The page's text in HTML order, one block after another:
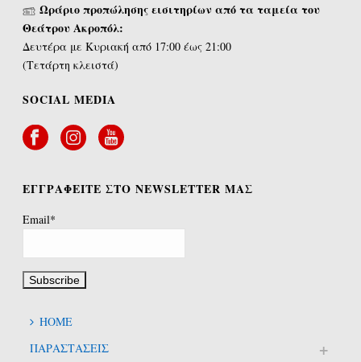
Ωράριο προπώλησης εισιτηρίων από τα ταμεία του
Θεάτρου Ακροπόλ:
Δευτέρα με Κυριακή από 17:00 έως 21:00
(Τετάρτη κλειστά)
SOCIAL MEDIA
ΕΓΓΡΑΦΕΙΤΕ ΣΤΟ NEWSLETTER ΜΑΣ
Email*
HOME
ΠΑΡΑΣΤΑΣΕΙΣ